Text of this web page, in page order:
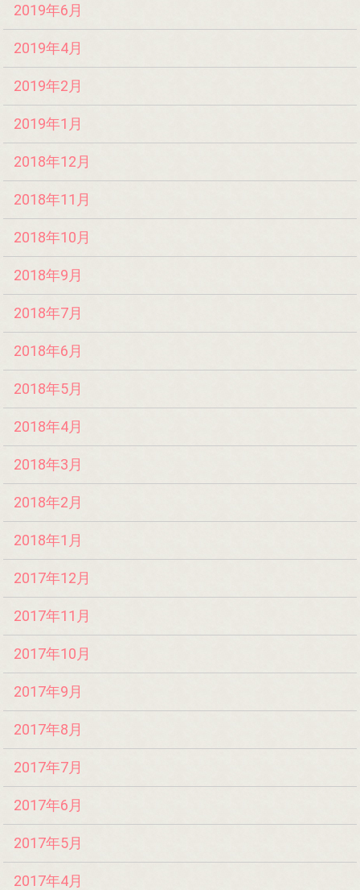
2019年6月
2019年4月
2019年2月
2019年1月
2018年12月
2018年11月
2018年10月
2018年9月
2018年7月
2018年6月
2018年5月
2018年4月
2018年3月
2018年2月
2018年1月
2017年12月
2017年11月
2017年10月
2017年9月
2017年8月
2017年7月
2017年6月
2017年5月
2017年4月